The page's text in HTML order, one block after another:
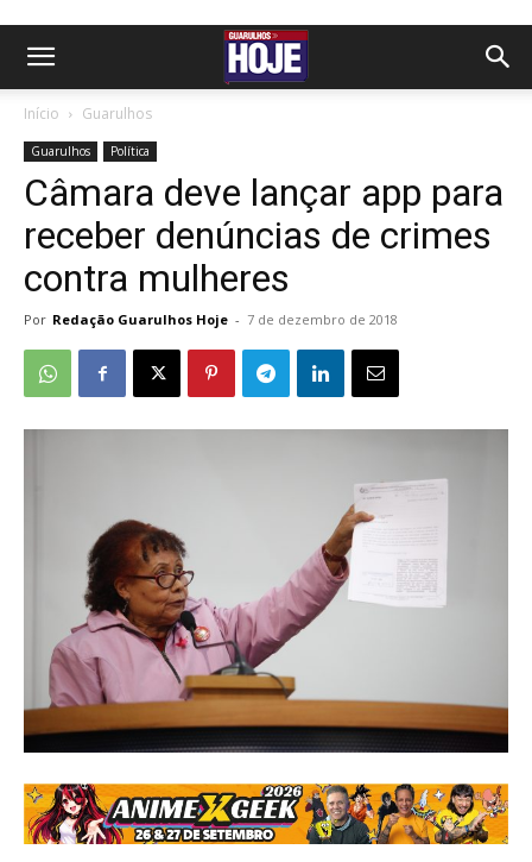
Início Guarulhos
Guarulhos Política
Câmara deve lançar app para
receber denúncias de crimes
contra mulheres
Por Redação Guarulhos Hoje - 7 de dezembro de 2018